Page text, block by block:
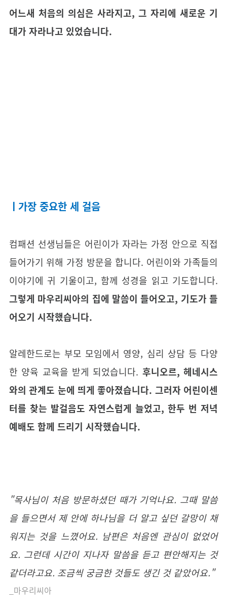
어느새 처음의 의심은 사라지고, 그 자리에 새로운 기
대가 자라나고 있었습니다.
ㅣ가장 중요한 세 걸음
컴패션 선생님들은 어린이가 자라는 가정 안으로 직접
들어가기 위해 가정 방문을 합니다. 어린이와 가족들의
이야기에 귀 기울이고, 함께 성경을 읽고 기도합니다.
그렇게 마우리씨아의 집에 말씀이 들어오고, 기도가 들
어오기 시작했습니다.
알레한드로는 부모 모임에서 영양, 심리 상담 등 다양
한 양육 교육을 받게 되었습니다. 후니오르, 헤네시스
와의 관계도 눈에 띄게 좋아졌습니다. 그러자 어린이센
터를 찾는 발걸음도 자연스럽게 늘었고, 한두 번 저녁
예배도 함께 드리기 시작했습니다.
"목사님이 처음 방문하셨던 때가 기억나요. 그때 말씀
을 들으면서 제 안에 하나님을 더 알고 싶던 갈망이 채
워지는 것을 느꼈어요. 남편은 처음엔 관심이 없었어
요. 그런데 시간이 지나자 말씀을 듣고 편안해지는 것
같더라고요. 조금씩 궁금한 것들도 생긴 것 같았어요."
_마우리씨아